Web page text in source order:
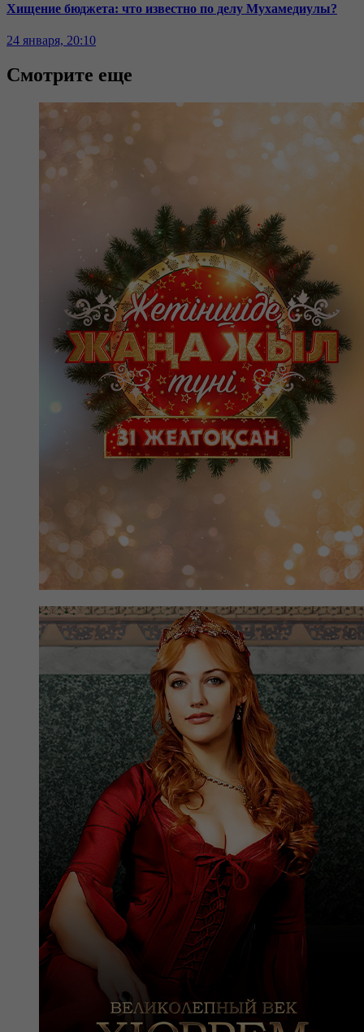
Хищение бюджета: что известно по делу Мухамедиулы?
24 января, 20:10
Смотрите еще